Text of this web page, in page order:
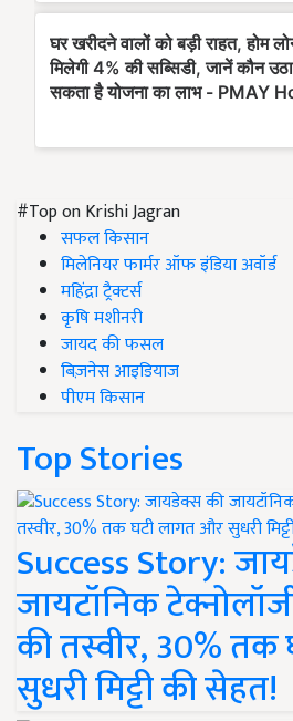
#Top on Krishi Jagran
सफल किसान
मिलेनियर फार्मर ऑफ इंडिया अवॉर्ड
महिंद्रा ट्रैक्टर्स
कृषि मशीनरी
जायद की फसल
बिज़नेस आइडियाज
पीएम किसान
Top Stories
Success Story:
जायटॉनिक
की तस्वीर, 30%
सुधरी मिट्टी की सेहत!